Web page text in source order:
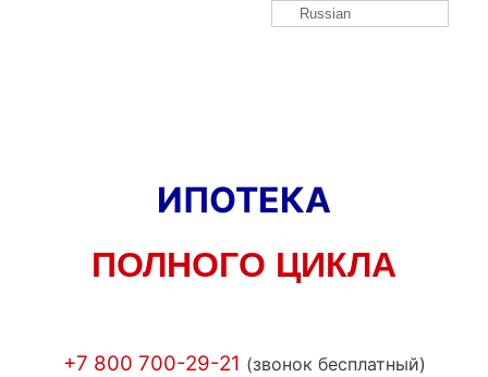
ИПОТЕКА
ПОЛНОГО ЦИКЛА
+7 800 700-29-21 (звонок бесплатный)
Russian